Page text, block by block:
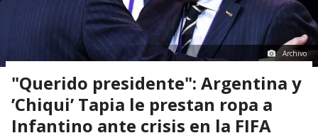
Archivo
"Querido presidente": Argentina y
’Chiqui’ Tapia le prestan ropa a
Infantino ante crisis en la FIFA